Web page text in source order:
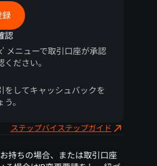
録
認
ニューで取引口座が承認
ださい。
をしてキャッシュバックを
。
ステップバイステップガイド
持ちの場合、または取引口座